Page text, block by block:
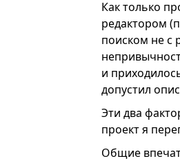
Как только
редактором
поиском не с
и
допустил
Эти два
проект я
Общие